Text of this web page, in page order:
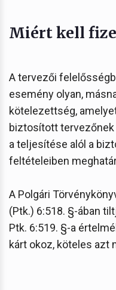
Miért kell
A tervezői
esemény olyan,
kötelezettség,
biztosított
a teljesítése alól a
feltételeiben
A Polgári
(Ptk.) 6:518. §-ában
Ptk. 6:519. §-a
kárt okoz, köteles azt